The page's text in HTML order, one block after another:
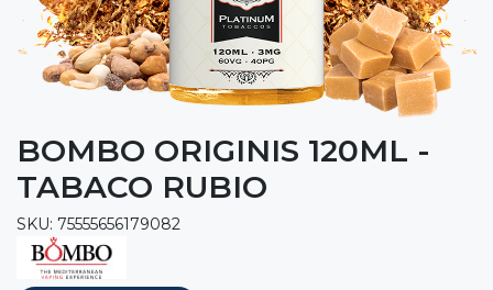
BOMBO ORIGINIS 120ML -
TABACO RUBIO
SKU: 75555656179082